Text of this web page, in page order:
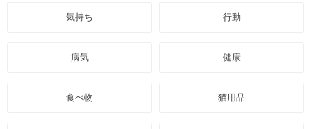
気持ち 行動
病気 健康
食べ物 猫用品